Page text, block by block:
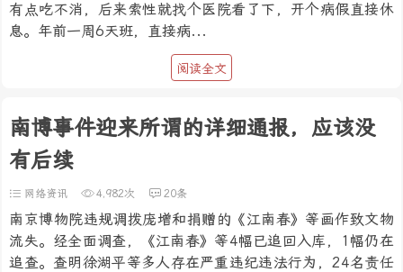
有点吃不消，后来索性就找个医院看了下，开个病假直接休
息。年前一周6天班，直接病...
阅读全文
南博事件迎来所谓的详细通报，应该没
有后续
网络资讯 4,982次 20条
南京博物院违规调拨庞增和捐赠的《江南春》等画作致文物
流失。经全面调查，《江南春》等4幅已追回入库，1幅仍在
追查。查明徐湖平等多人存在严重违纪违法行为，24名责任